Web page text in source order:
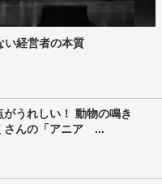
い経営者の本質
うれしい！ 動物の鳴き
さんの「アニア ...